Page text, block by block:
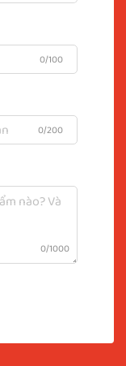
0/100
0/200
0/1000